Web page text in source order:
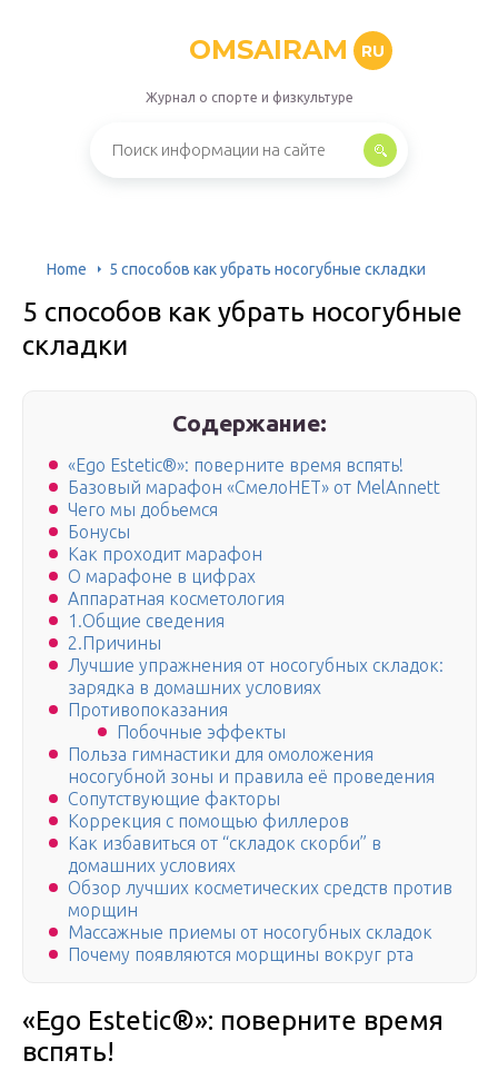
OMSAIRAM RU
Журнал о спорте и физкультуре
Home 5 способов как убрать носогубные складки
5 способов как убрать носогубные
складки
Содержание:
«Ego Estetic®»: поверните время вспять!
Базовый марафон «СмелоНЕТ» от MelAnnett
Чего мы добьемся
Бонусы
Как проходит марафон
О марафоне в цифрах
Аппаратная косметология
1.Общие сведения
2.Причины
Лучшие упражнения от носогубных складок:
зарядка в домашних условиях
Противопоказания
Побочные эффекты
Польза гимнастики для омоложения
носогубной зоны и правила её проведения
Сопутствующие факторы
Коррекция с помощью филлеров
Как избавиться от “складок скорби” в
домашних условиях
Обзор лучших косметических средств против
морщин
Массажные приемы от носогубных складок
Почему появляются морщины вокруг рта
«Ego Estetic®»: поверните время
вспять!